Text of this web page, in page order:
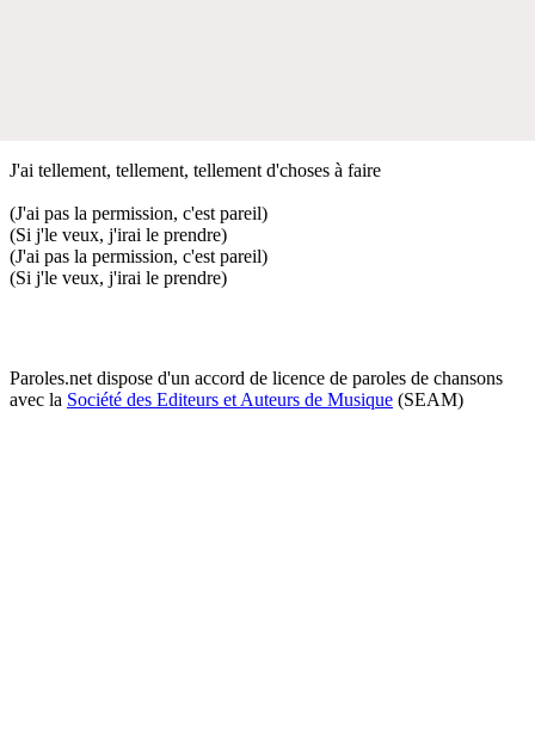
J'ai tellement, tellement, tellement d'choses à faire
(J'ai pas la permission, c'est pareil)
(Si j'le veux, j'irai le prendre)
(J'ai pas la permission, c'est pareil)
(Si j'le veux, j'irai le prendre)
Paroles.net dispose d'un accord de licence de paroles de chansons
avec la Société des Editeurs et Auteurs de Musique (SEAM)